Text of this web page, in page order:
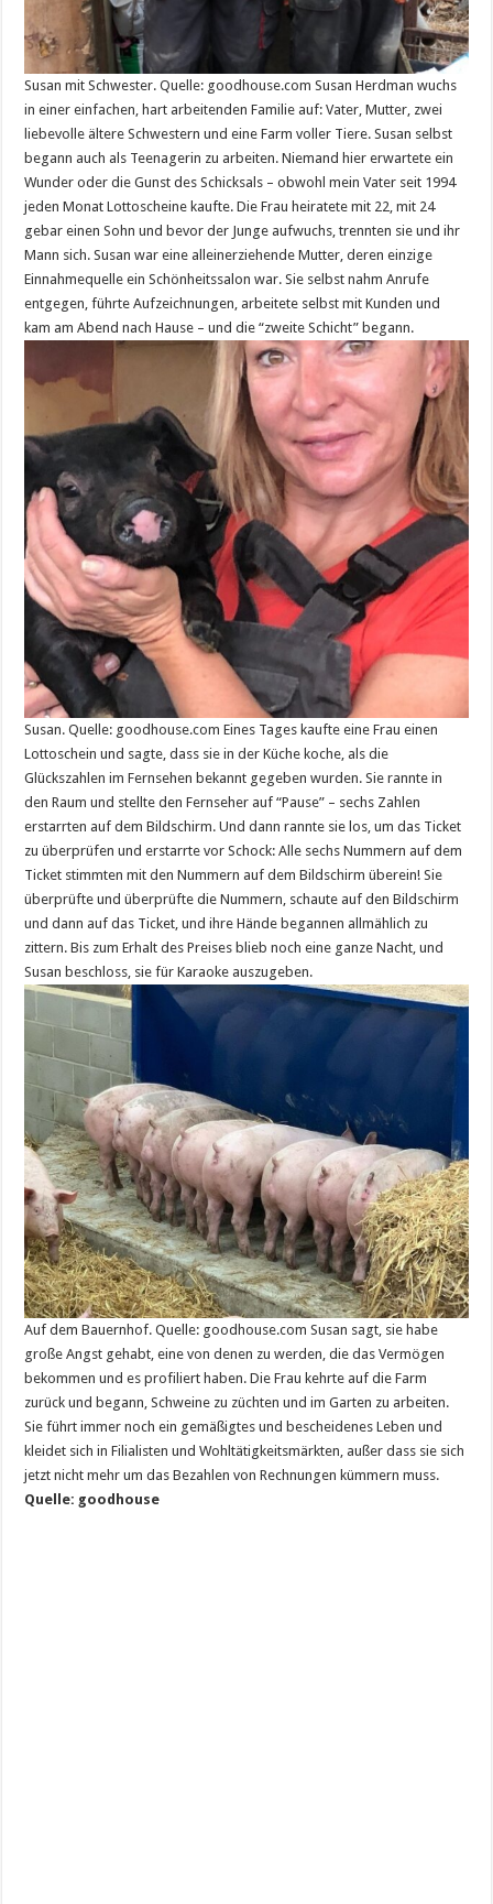
Susan mit Schwester. Quelle: goodhouse.com Susan Herdman wuchs
in einer einfachen, hart arbeitenden Familie auf: Vater, Mutter, zwei
liebevolle ältere Schwestern und eine Farm voller Tiere. Susan selbst
begann auch als Teenagerin zu arbeiten. Niemand hier erwartete ein
Wunder oder die Gunst des Schicksals – obwohl mein Vater seit 1994
jeden Monat Lottoscheine kaufte. Die Frau heiratete mit 22, mit 24
gebar einen Sohn und bevor der Junge aufwuchs, trennten sie und ihr
Mann sich. Susan war eine alleinerziehende Mutter, deren einzige
Einnahmequelle ein Schönheitssalon war. Sie selbst nahm Anrufe
entgegen, führte Aufzeichnungen, arbeitete selbst mit Kunden und
kam am Abend nach Hause – und die “zweite Schicht” begann.
Susan. Quelle: goodhouse.com Eines Tages kaufte eine Frau einen
Lottoschein und sagte, dass sie in der Küche koche, als die
Glückszahlen im Fernsehen bekannt gegeben wurden. Sie rannte in
den Raum und stellte den Fernseher auf “Pause” – sechs Zahlen
erstarrten auf dem Bildschirm. Und dann rannte sie los, um das Ticket
zu überprüfen und erstarrte vor Schock: Alle sechs Nummern auf dem
Ticket stimmten mit den Nummern auf dem Bildschirm überein! Sie
überprüfte und überprüfte die Nummern, schaute auf den Bildschirm
und dann auf das Ticket, und ihre Hände begannen allmählich zu
zittern. Bis zum Erhalt des Preises blieb noch eine ganze Nacht, und
Susan beschloss, sie für Karaoke auszugeben.
Auf dem Bauernhof. Quelle: goodhouse.com Susan sagt, sie habe
große Angst gehabt, eine von denen zu werden, die das Vermögen
bekommen und es profiliert haben. Die Frau kehrte auf die Farm
zurück und begann, Schweine zu züchten und im Garten zu arbeiten.
Sie führt immer noch ein gemäßigtes und bescheidenes Leben und
kleidet sich in Filialisten und Wohltätigkeitsmärkten, außer dass sie sich
jetzt nicht mehr um das Bezahlen von Rechnungen kümmern muss.
Quelle: goodhouse